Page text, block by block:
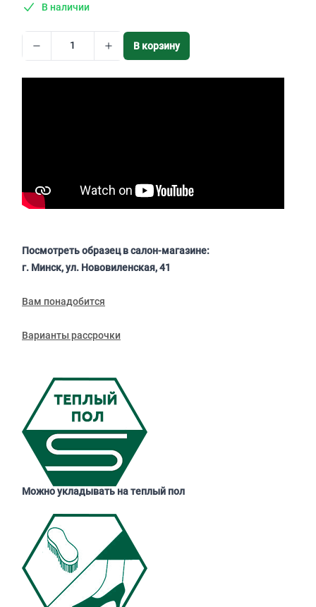
В наличии
В корзину
Посмотреть образец в салон-магазине:
г. Минск, ул. Нововиленская, 41
Вам понадобится
Варианты рассрочки
Можно укладывать на теплый пол